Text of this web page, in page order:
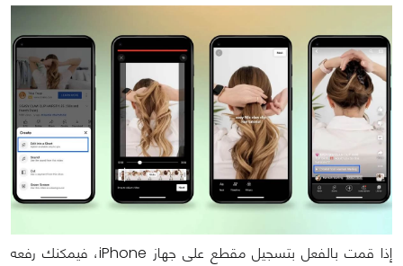
إذا قمت بالفعل بتسجيل مقطع على جهاز iPhone، فيمكنك رفعه